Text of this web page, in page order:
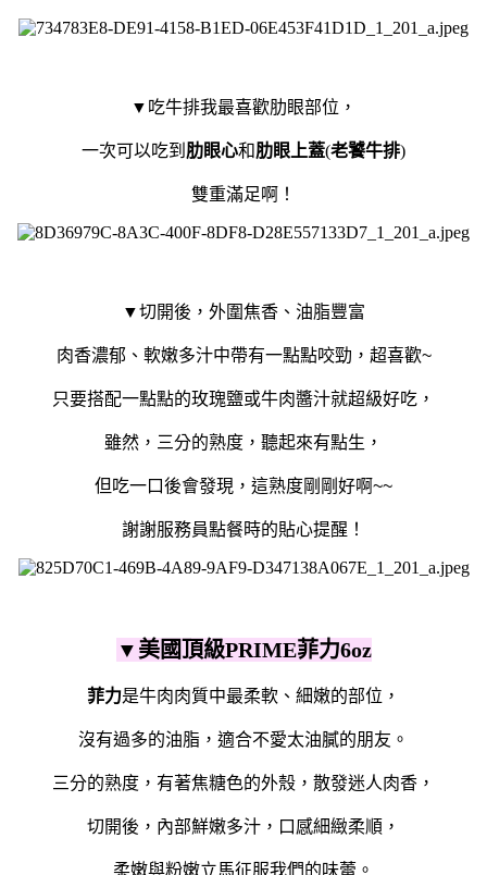
▼吃牛排我最喜歡肋眼部位，
一次可以吃到 肋眼心和肋眼上蓋(老饕牛排)
雙重滿足啊！
▼切開後，外圍焦香、油脂豐富
肉香濃郁、軟嫩多汁中帶有一點點咬勁，超喜歡~
只要搭配一點點的玫瑰鹽或牛肉醬汁就超級好吃 ，
雖然，三分的熟度，聽起來有點生，
但吃一口後會發現，這熟度剛剛好啊~~
謝謝服務員點餐時的貼心提醒！
▼ 美國頂級PRIME菲力6oz
菲力是牛肉肉質中最柔軟、細嫩的部位，
沒有過多的油脂，適合不愛太油膩的朋友。
三分的熟度，有著焦糖色的外殼，散發迷人肉香，
切開後，內部鮮嫩多汁，口感細緻柔順，
柔嫩與粉嫩立馬征服我們的味蕾。